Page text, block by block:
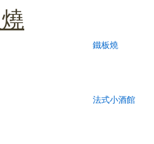
鐵板燒
法式小酒館